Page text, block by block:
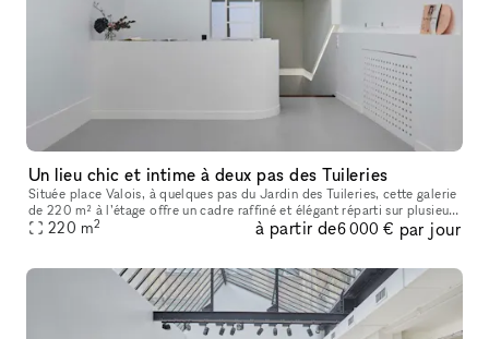
Un lieu chic et intime à deux pas des Tuileries
Située place Valois, à quelques pas du Jardin des Tuileries, cette galerie
de 220 m² à l’étage offre un cadre raffiné et élégant réparti sur plusieurs
pièces. Parfaitement adaptée pour des pop-up sto
220 m2 à partir de6 000 € par jour